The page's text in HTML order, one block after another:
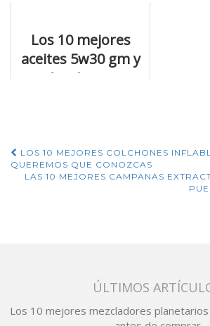
Los 10 mejores
aceites 5w30 gm y
qué es lo mejor
Navegación
de
LOS 10 MEJORES COLCHONES
QUEREMOS QUE CONOZCAS
LAS 10 MEJORES CAMPANAS
ÚLTIMOS
Los 10 mejores mezcladores